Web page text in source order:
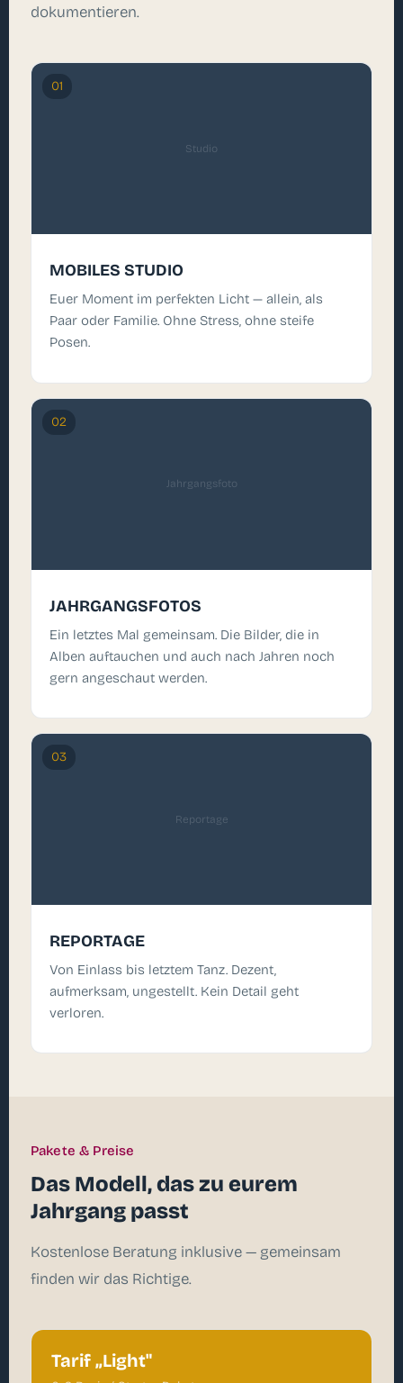
dokumentieren.
Studio
01
MOBILES STUDIO
Euer Moment im perfekten Licht — allein, als
Paar oder Familie. Ohne Stress, ohne steife
Posen.
Jahrgangsfoto
02
JAHRGANGSFOTOS
Ein letztes Mal gemeinsam. Die Bilder, die in
Alben auftauchen und auch nach Jahren noch
gern angeschaut werden.
Reportage
03
REPORTAGE
Von Einlass bis letztem Tanz. Dezent,
aufmerksam, ungestellt. Kein Detail geht
verloren.
Pakete & Preise
Das Modell, das zu eurem
Jahrgang passt
Kostenlose Beratung inklusive — gemeinsam
finden wir das Richtige.
Tarif „Light"